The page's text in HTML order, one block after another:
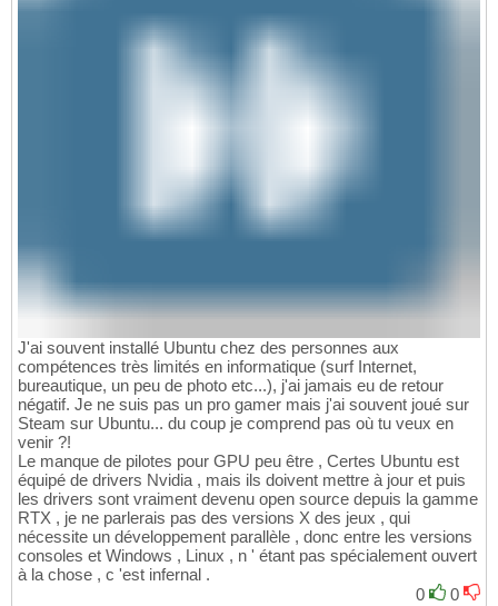
J'ai souvent installé Ubuntu chez des personnes aux
compétences très limités en informatique (surf Internet,
bureautique, un peu de photo etc...), j'ai jamais eu de retour
négatif. Je ne suis pas un pro gamer mais j'ai souvent joué sur
Steam sur Ubuntu... du coup je comprend pas où tu veux en
venir ?!
Le manque de pilotes pour GPU peu être , Certes Ubuntu est
équipé de drivers Nvidia , mais ils doivent mettre à jour et puis
les drivers sont vraiment devenu open source depuis la gamme
RTX , je ne parlerais pas des versions X des jeux , qui
nécessite un développement parallèle , donc entre les versions
consoles et Windows , Linux , n ' étant pas spécialement ouvert
à la chose , c 'est infernal .
0
0